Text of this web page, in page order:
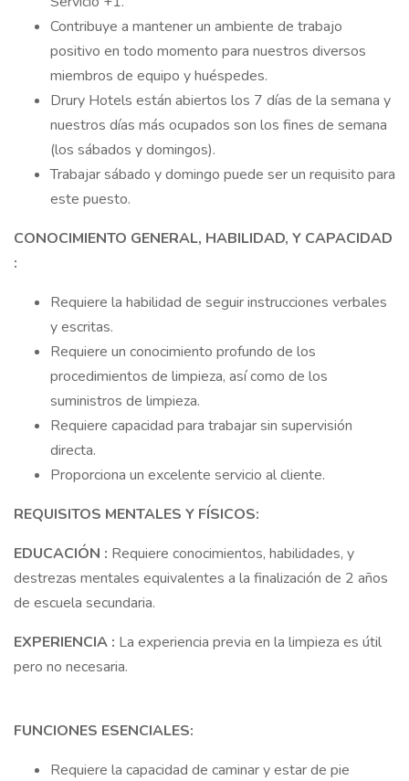
Contribuye a mantener un ambiente de trabajo
positivo en todo momento para nuestros diversos
miembros de equipo y huéspedes.
Drury Hotels están abiertos los 7 días de la semana y
nuestros días más ocupados son los fines de semana
(los sábados y domingos).
Trabajar sábado y domingo puede ser un requisito para
este puesto.
CONOCIMIENTO GENERAL, HABILIDAD, Y CAPACIDAD
:
Requiere la habilidad de seguir instrucciones verbales
y escritas.
Requiere un conocimiento profundo de los
procedimientos de limpieza, así como de los
suministros de limpieza.
Requiere capacidad para trabajar sin supervisión
directa.
Proporciona un excelente servicio al cliente.
REQUISITOS MENTALES Y FÍSICOS:
EDUCACIÓN : Requiere conocimientos, habilidades, y
destrezas mentales equivalentes a la finalización de 2 años
de escuela secundaria.
EXPERIENCIA : La experiencia previa en la limpieza es útil
pero no necesaria.
FUNCIONES ESENCIALES:
Requiere la capacidad de caminar y estar de pie